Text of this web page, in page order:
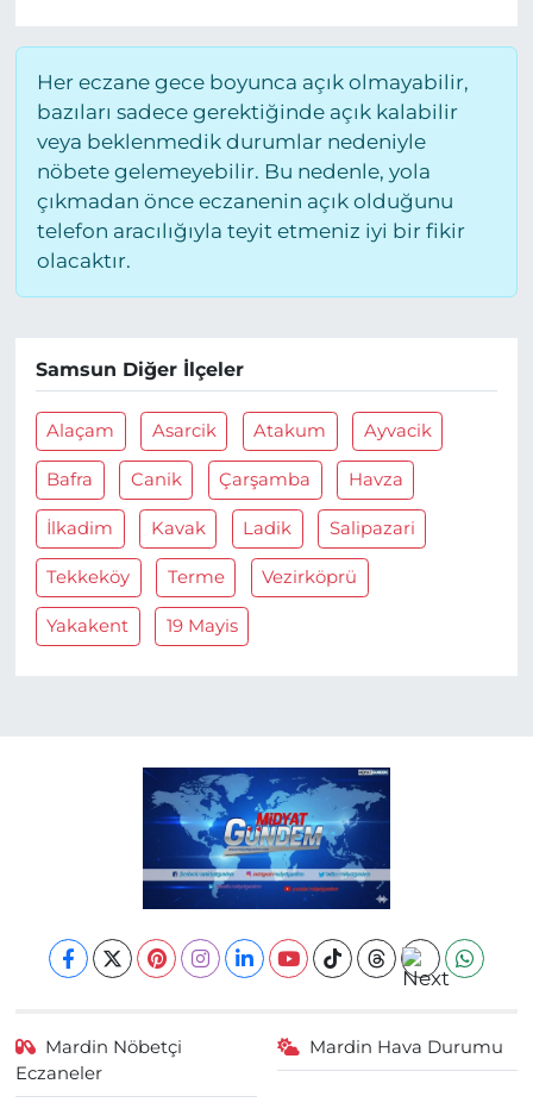
Her eczane gece boyunca açık olmayabilir,
bazıları sadece gerektiğinde açık kalabilir
veya beklenmedik durumlar nedeniyle
nöbete gelemeyebilir. Bu nedenle, yola
çıkmadan önce eczanenin açık olduğunu
telefon aracılığıyla teyit etmeniz iyi bir fikir
olacaktır.
Samsun Diğer İlçeler
Alaçam Asarcik Atakum Ayvacik
Bafra Canik Çarşamba Havza
İlkadim Kavak Ladik Salipazari
Tekkeköy Terme Vezirköprü
Yakakent 19 Mayis
Mardin Nöbetçi
Eczaneler
Mardin Hava Durumu